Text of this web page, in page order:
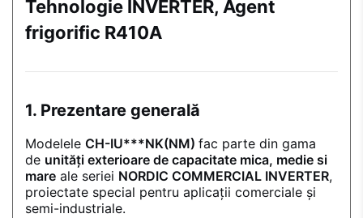
Tehnologie INVERTER, Agent
frigorific R410A
1. Prezentare generală
Modelele CH-IU***NK(NM) fac parte din gama
de unități exterioare de capacitate mica, medie si
mare ale seriei NORDIC COMMERCIAL INVERTER,
proiectate special pentru aplicații comerciale și
semi-industriale.